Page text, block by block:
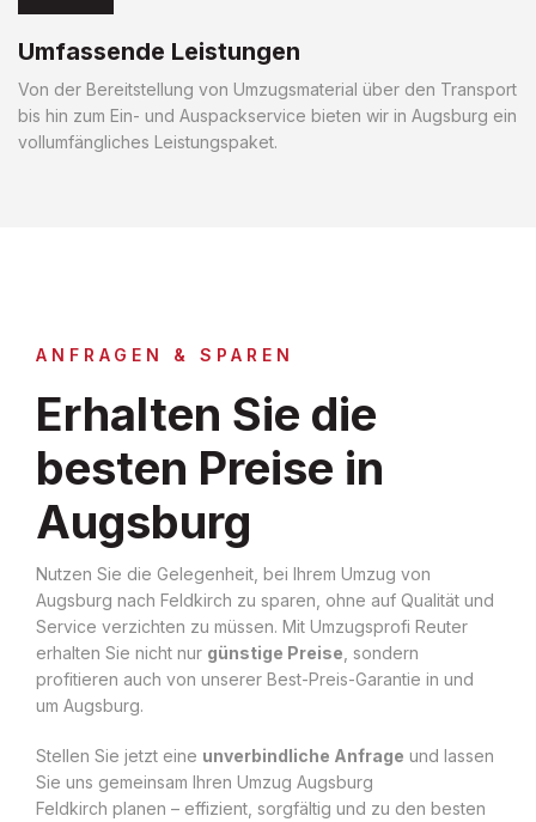
Umfassende Leistungen
Von der Bereitstellung von Umzugsmaterial über den Transport
bis hin zum Ein- und Auspackservice bieten wir in Augsburg ein
vollumfängliches Leistungspaket.
ANFRAGEN & SPAREN
Erhalten Sie die
besten Preise in
Augsburg
Nutzen Sie die Gelegenheit, bei Ihrem Umzug von
Augsburg nach Feldkirch zu sparen, ohne auf Qualität und
Service verzichten zu müssen. Mit Umzugsprofi Reuter
erhalten Sie nicht nur günstige Preise , sondern
profitieren auch von unserer Best-Preis-Garantie in und
um Augsburg.
Stellen Sie jetzt eine unverbindliche Anfrage und lassen
Sie uns gemeinsam Ihren Umzug Augsburg
Feldkirch planen – effizient, sorgfältig und zu den besten